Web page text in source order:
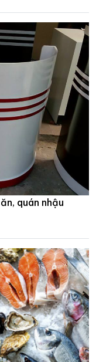
quán nhậu